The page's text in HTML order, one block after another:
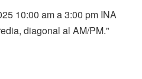
10:00 am a 3:00 pm INA
diagonal al AM/PM."